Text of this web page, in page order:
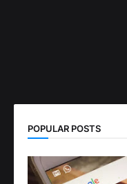
POPULAR POSTS